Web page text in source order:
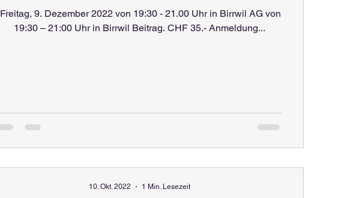
​ Freitag, 9. Dezember 2022 von 19:30 - 21.00 Uhr in Birrwil AG von
19:30 – 21:00 Uhr in Birrwil Beitrag. CHF 35.- Anmeldung...
10. Okt. 2022 1 Min. Lesezeit